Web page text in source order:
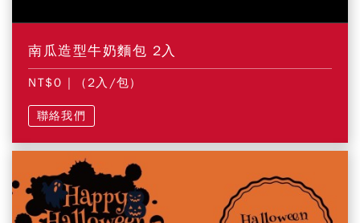
南瓜造型牛奶麵包 2入
NT$0 | (2入/包)
聯絡我們